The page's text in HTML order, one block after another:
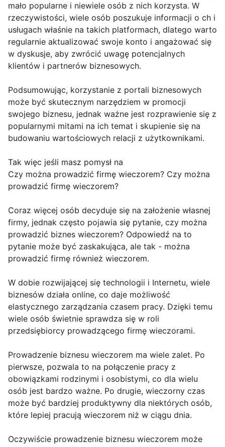
mało popularne i niewiele osób z nich korzysta. W
rzeczywistości, wiele osób poszukuje informacji o ch i
usługach właśnie na takich platformach, dlatego warto
regularnie aktualizować swoje konto i angażować się
w dyskusje, aby zwrócić uwagę potencjalnych
klientów i partnerów biznesowych.
Podsumowując, korzystanie z portali biznesowych
może być skutecznym narzędziem w promocji
swojego biznesu, jednak ważne jest rozprawienie się z
popularnymi mitami na ich temat i skupienie się na
budowaniu wartościowych relacji z użytkownikami.
Tak więc jeśli masz pomysł na
Czy można prowadzić firmę wieczorem? Czy można
prowadzić firmę wieczorem?
Coraz więcej osób decyduje się na założenie własnej
firmy, jednak często pojawia się pytanie, czy można
prowadzić biznes wieczorem? Odpowiedź na to
pytanie może być zaskakująca, ale tak - można
prowadzić firmę również wieczorem.
W dobie rozwijającej się technologii i Internetu, wiele
biznesów działa online, co daje możliwość
elastycznego zarządzania czasem pracy. Dzięki temu
wiele osób świetnie sprawdza się w roli
przedsiębiorcy prowadzącego firmę wieczorami.
Prowadzenie biznesu wieczorem ma wiele zalet. Po
pierwsze, pozwala to na połączenie pracy z
obowiązkami rodzinymi i osobistymi, co dla wielu
osób jest bardzo ważne. Po drugie, wieczorny czas
może być bardziej produktywny dla niektórych osób,
które lepiej pracują wieczorem niż w ciągu dnia.
Oczywiście prowadzenie biznesu wieczorem może